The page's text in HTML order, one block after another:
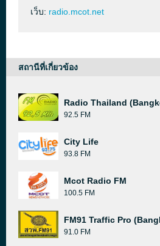
เว็บ: radio.mcot.net
สถานีที่เกี่ยวข้อง
Radio Thailand
92.5 FM
City Life
93.8 FM
Mcot Radio FM
100.5 FM
FM91 Traffic Pro
91.0 FM